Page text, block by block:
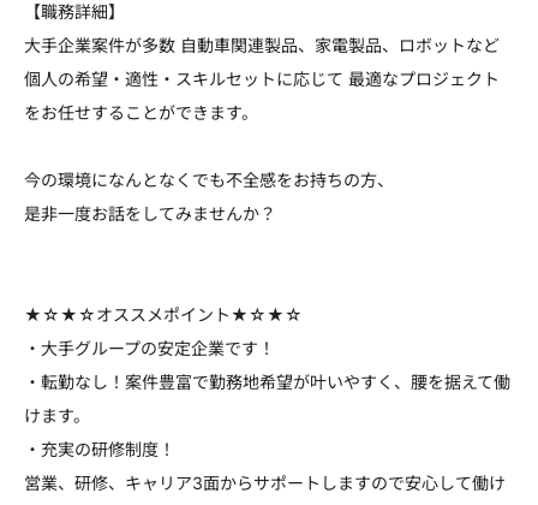
【職務詳細】
大手企業案件が多数 自動車関連製品、家電製品、ロボットなど
個人の希望・適性・スキルセットに応じて 最適なプロジェクト
をお任せすることができます。
今の環境になんとなくでも不全感をお持ちの方、
是非一度お話をしてみませんか？
★☆★☆オススメポイント★☆★☆
・大手グループの安定企業です！
・転勤なし！案件豊富で勤務地希望が叶いやすく、腰を据えて働
けます。
・充実の研修制度！
営業、研修、キャリア3面からサポートしますので安心して働け